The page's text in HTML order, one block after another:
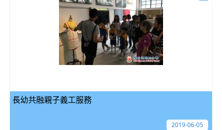
長幼共融親子義工服務
2019-06-05